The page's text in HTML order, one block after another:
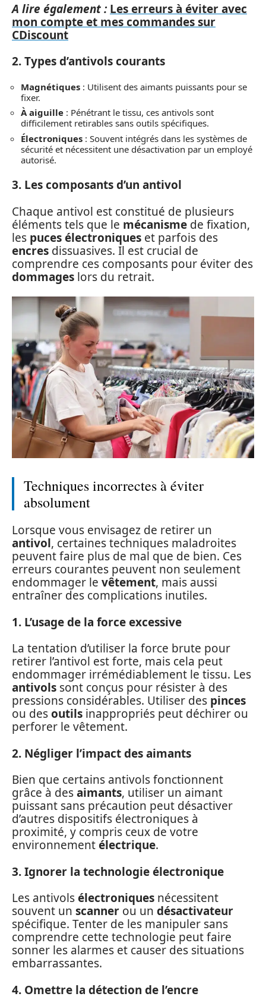
A lire également : Les erreurs à éviter avec
mon compte et mes commandes sur
CDiscount
2. Types d’antivols courants
Magnétiques : Utilisent des aimants puissants pour se
fixer.
À aiguille : Pénétrant le tissu, ces antivols sont
difficilement retirables sans outils spécifiques.
Électroniques : Souvent intégrés dans les systèmes de
sécurité et nécessitent une désactivation par un employé
autorisé.
3. Les composants d’un antivol
Chaque antivol est constitué de plusieurs
éléments tels que le mécanisme de fixation,
les puces électroniques et parfois des
encres dissuasives. Il est crucial de
comprendre ces composants pour éviter des
dommages lors du retrait.
Techniques incorrectes à éviter
absolument
Lorsque vous envisagez de retirer un
antivol, certaines techniques maladroites
peuvent faire plus de mal que de bien. Ces
erreurs courantes peuvent non seulement
endommager le vêtement, mais aussi
entraîner des complications inutiles.
1. L’usage de la force excessive
La tentation d’utiliser la force brute pour
retirer l’antivol est forte, mais cela peut
endommager irrémédiablement le tissu. Les
antivols sont conçus pour résister à des
pressions considérables. Utiliser des pinces
ou desoutils inappropriés peut déchirer ou
perforer le vêtement.
2. Négliger l’impact des aimants
Bien que certains antivols fonctionnent
grâce à desaimants, utiliser un aimant
puissant sans précaution peut désactiver
d’autres dispositifs électroniques à
proximité, y compris ceux de votre
environnementélectrique.
3. Ignorer la technologie électronique
Les antivolsélectroniques nécessitent
souvent un scanner ou un désactivateur
spécifique. Tenter de les manipuler sans
comprendre cette technologie peut faire
sonner les alarmes et causer des situations
embarrassantes.
4. Omettre la détection de l’encre